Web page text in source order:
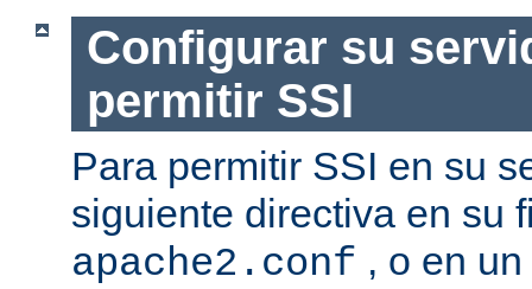
Configurar su
permitir SSI
Para permitir SSI en su
siguiente directiva en su
apache2.conf , o en